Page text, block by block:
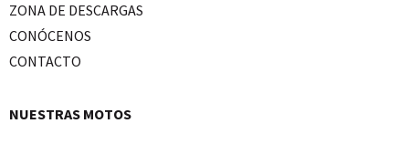
ZONA DE DESCARGAS
CONÓCENOS
CONTACTO
NUESTRAS MOTOS